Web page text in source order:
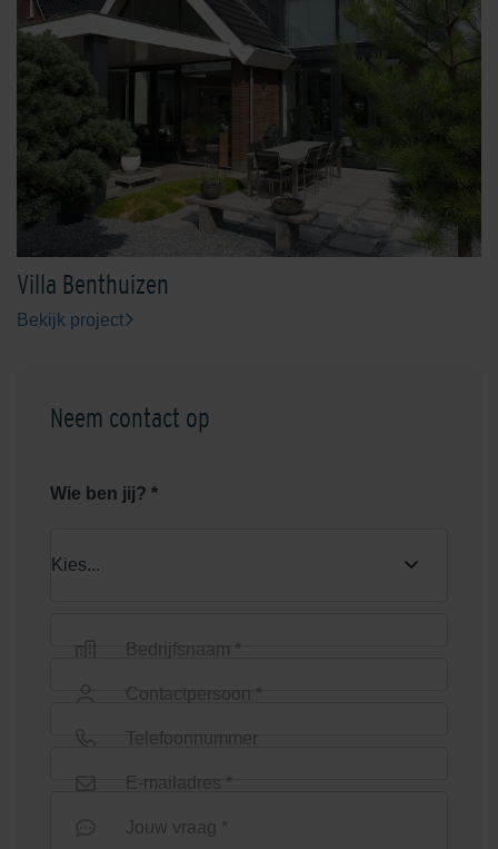
Villa Benthuizen
Bekijk project
Neem contact op
Wie ben jij? *
Bedrijfsnaam *
Contactpersoon *
Telefoonnummer
E-mailadres *
Jouw vraag *